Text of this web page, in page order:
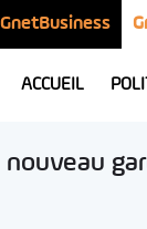
GnetBusiness
ACCUEIL